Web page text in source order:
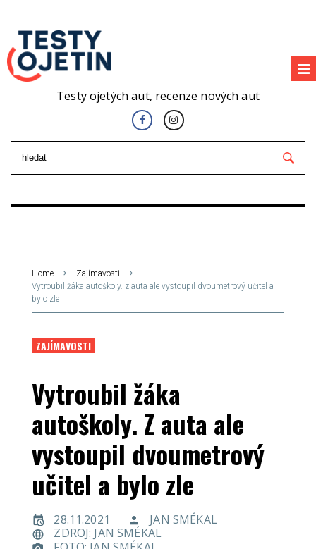
Testy ojetých aut, recenze nových aut
Home
Zajímavosti
Vytroubil žáka autoškoly. z auta ale vystoupil dvoumetrový učitel a
bylo zle
ZAJÍMAVOSTI
Vytroubil žáka
autoškoly. Z auta ale
vystoupil dvoumetrový
učitel a bylo zle
28.11.2021
JAN SMÉKAL
ZDROJ: JAN SMÉKAL